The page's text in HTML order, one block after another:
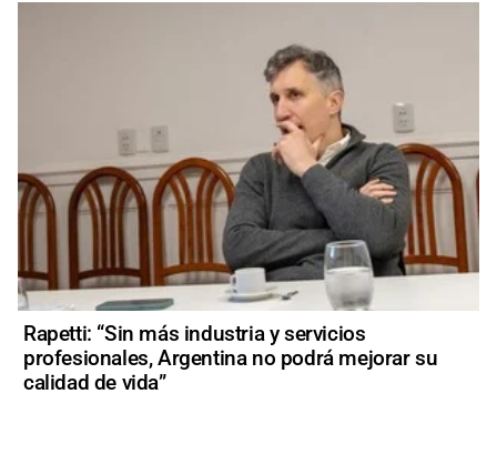
Rapetti: “Sin más industria y servicios
profesionales, Argentina no podrá mejorar su
calidad de vida”